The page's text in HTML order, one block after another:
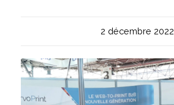
2 décembre 2022